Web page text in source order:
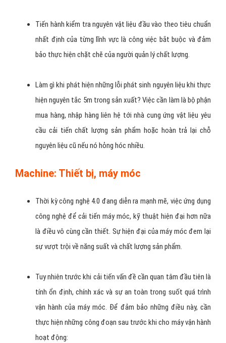
Tiến hành kiểm tra nguyên vật liệu đầu vào theo tiêu chuẩn
nhất định của từng lĩnh vực là công việc bắt buộc và đảm
bảo thực hiện chặt chẽ của người quản lý chất lượng.
Làm gì khi phát hiện những lỗi phát sinh nguyên liệu khi thực
hiện nguyên tắc 5m trong sản xuất? Việc cần làm là bộ phận
mua hàng, nhập hàng liên hệ tới nhà cung ứng vật liệu yêu
cầu cải tiến chất lượng sản phẩm hoặc hoàn trả lại chỗ
nguyên liệu cũ nếu nó hỏng hóc nhiều.
Machine: Thiết bị, máy móc
Thời kỳ công nghệ 4.0 đang diễn ra mạnh mẽ, việc ứng dụng
công nghệ để cải tiến máy móc, kỹ thuật hiện đại hơn nữa
là điều vô cùng cần thiết. Sự hiện đại của máy móc đem lại
sự vượt trội về năng suất và chất lượng sản phẩm.
Tuy nhiên trước khi cải tiến vấn đề cần quan tâm đầu tiên là
tính ổn định, chính xác và sự an toàn trong suốt quá trình
vận hành của máy móc. Để đảm bảo những điều này, cần
thực hiện những công đoạn sau trước khi cho máy vận hành
hoạt động: